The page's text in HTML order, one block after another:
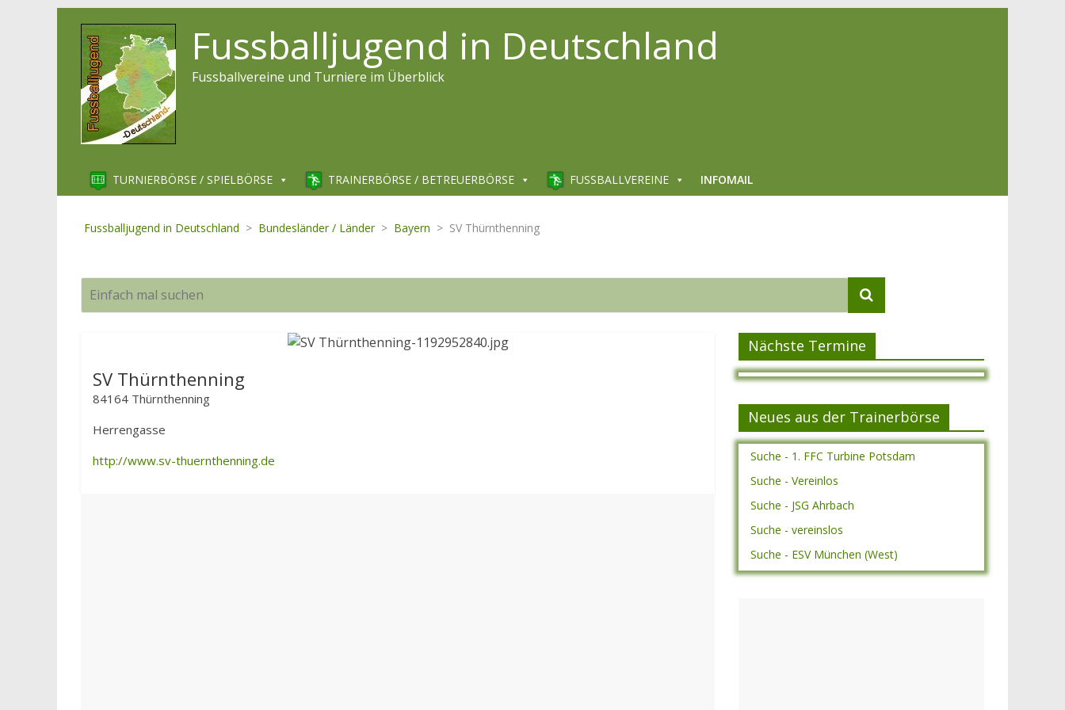
Fussballjugend in Deutschland
Fussballvereine und Turniere im Überblick
TURNIERBÖRSE / SPIELBÖRSE TRAINERBÖRSE / BETREUERBÖRSE FUSSBALLVEREINE INFOMAIL
Fussballjugend in Deutschland > Bundesländer / Länder > Bayern > SV Thürnthenning
SV Thürnthenning
84164 Thürnthenning
Herrengasse
http://www.sv-thuernthenning.de
Nächste Termine
Neues aus der Trainerbörse
Suche - 1. FFC Turbine Potsdam
Suche - Vereinlos
Suche - JSG Ahrbach
Suche - vereinslos
Suche - ESV München (West)